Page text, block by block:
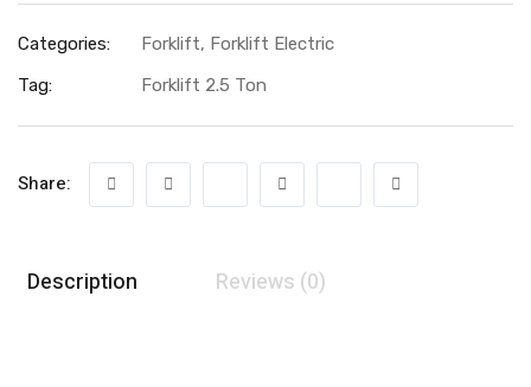
Categories: Forklift, Forklift Electric
Tag:
Forklift 2.5 Ton
Share:
Description Reviews (0)